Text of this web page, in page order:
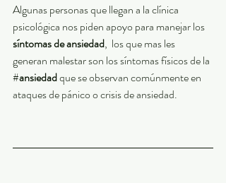
Algunas personas que llegan a la clínica
psicológica nos piden apoyo para manejar los
síntomas de ansiedad,  los que mas les
generan malestar son los síntomas físicos de la
#ansiedad que se observan comúnmente en
ataques de pánico o crisis de ansiedad.